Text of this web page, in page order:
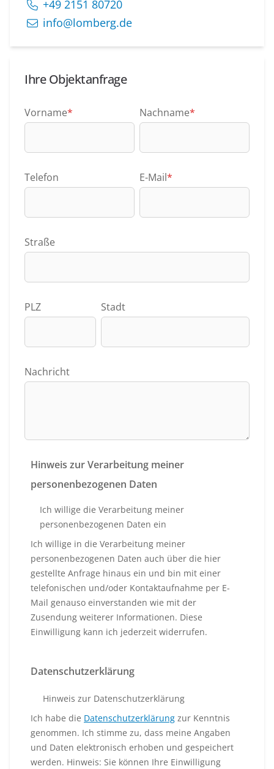
+49 2151 80720
info@lomberg.de
Ihre Objektanfrage
Vorname* Nachname*
Telefon E-Mail*
Straße
PLZ Stadt
Nachricht
Hinweis zur Verarbeitung meiner
personenbezogenen Daten
Ich willige die Verarbeitung meiner
personenbezogenen Daten ein
Ich willige in die Verarbeitung meiner
personenbezogenen Daten auch über die hier
gestellte Anfrage hinaus ein und bin mit einer
telefonischen und/oder Kontaktaufnahme per E-
Mail genauso einverstanden wie mit der
Zusendung weiterer Informationen. Diese
Einwilligung kann ich jederzeit widerrufen.
Datenschutzerklärung
Hinweis zur Datenschutzerklärung
Ich habe die Datenschutzerklärung zur Kenntnis
genommen. Ich stimme zu, dass meine Angaben
und Daten elektronisch erhoben und gespeichert
werden. Hinweis: Sie können Ihre Einwilligung